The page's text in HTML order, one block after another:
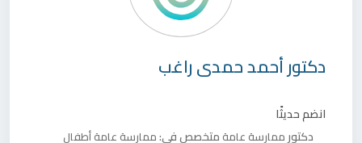
دكتورأحمد حمدى راغب
انضم حديثًا
دكتور ممارسة عامةمتخصص في:ممارسة عامة أطفال